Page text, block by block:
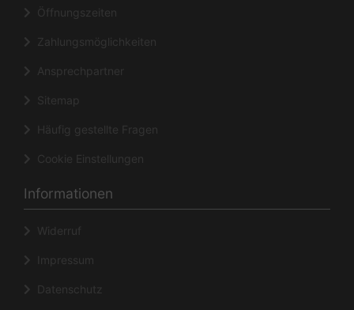
Öffnungszeiten
Zahlungsmöglichkeiten
Ansprechpartner
Sitemap
Häufig gestellte Fragen
Cookie Einstellungen
Informationen
Widerruf
Impressum
Datenschutz